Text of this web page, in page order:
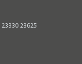
23330 23625